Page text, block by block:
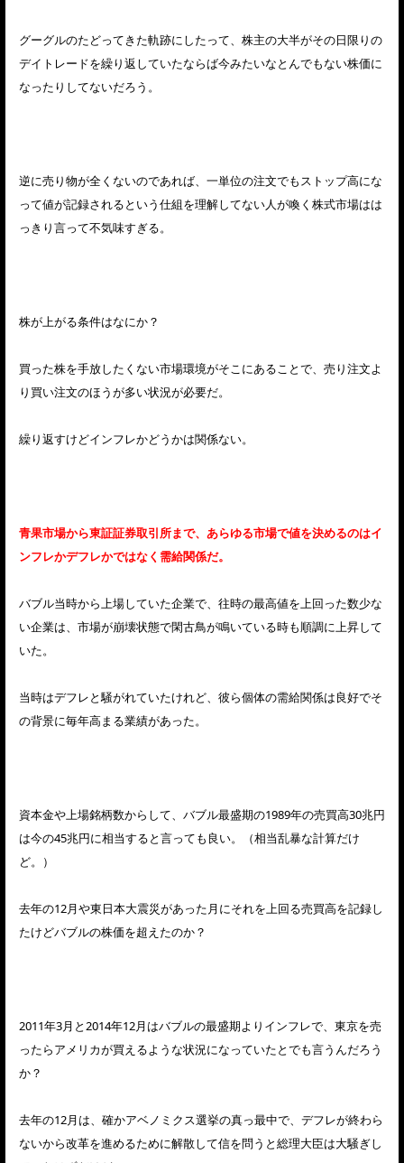
グーグルのたどってきた軌跡にしたって、株主の大半がその日限りの
デイトレードを繰り返していたならば今みたいなとんでもない株価に
なったりしてないだろう。
逆に売り物が全くないのであれば、一単位の注文でもストップ高にな
って値が記録されるという仕組を理解してない人が喚く株式市場はは
っきり言って不気味すぎる。
株が上がる条件はなにか？
買った株を手放したくない市場環境がそこにあることで、売り注文よ
り買い注文のほうが多い状況が必要だ。
繰り返すけどインフレかどうかは関係ない。
青果市場から東証証券取引所まで、あらゆる市場で値を決めるのはイ
ンフレかデフレかではなく需給関係だ。
バブル当時から上場していた企業で、往時の最高値を上回った数少な
い企業は、市場が崩壊状態で閑古鳥が鳴いている時も順調に上昇して
いた。
当時はデフレと騒がれていたけれど、彼ら個体の需給関係は良好でそ
の背景に毎年高まる業績があった。
資本金や上場銘柄数からして、バブル最盛期の1989年の売買高30兆円
は今の45兆円に相当すると言っても良い。（相当乱暴な計算だけ
ど。）
去年の12月や東日本大震災があった月にそれを上回る売買高を記録し
たけどバブルの株価を超えたのか？
2011年3月と2014年12月はバブルの最盛期よりインフレで、東京を売
ったらアメリカが買えるような状況になっていたとでも言うんだろう
か？
去年の12月は、確かアベノミクス選挙の真っ最中で、デフレが終わら
ないから改革を進めるために解散して信を問うと総理大臣は大騒ぎし